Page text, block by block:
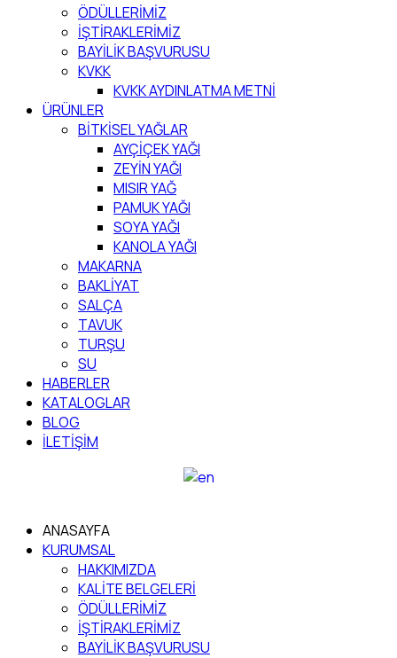
ÖDÜLLERİMİZ
İŞTİRAKLERİMİZ
BAYİLİK BAŞVURUSU
KVKK
KVKK AYDINLATMA METNİ
ÜRÜNLER
BİTKİSEL YAĞLAR
AYÇİÇEK YAĞI
ZEYİN YAĞI
MISIR YAĞ
PAMUK YAĞI
SOYA YAĞI
KANOLA YAĞI
MAKARNA
BAKLİYAT
SALÇA
TAVUK
TURŞU
SU
HABERLER
KATALOGLAR
BLOG
İLETİŞİM
ANASAYFA
KURUMSAL
HAKKIMIZDA
KALİTE BELGELERİ
ÖDÜLLERİMİZ
İŞTİRAKLERİMİZ
BAYİLİK BAŞVURUSU